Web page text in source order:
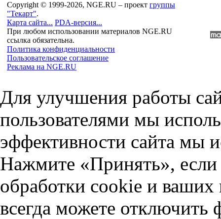
Copyright © 1999-2026, NGE.RU – проект группы
"Текарт".
Карта сайта... PDA-версия...
При любом использовании материалов NGE.RU
ссылка обязательна.
Политика конфиденциальности
Пользовательское соглашение
Реклама на NGE.RU
Для улучшения работы
пользователями мы
эффективности сайта мы
Нажмите «Принять», если
обработки cookie и
всегда можете отключить